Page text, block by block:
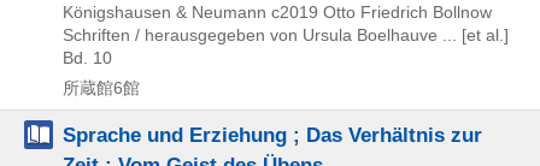
Königshausen & Neumann c2019 Otto Friedrich Bollnow
Schriften / herausgegeben von Ursula Boelhauve ... [et al.]
Bd. 10
所蔵館6館
Sprache und Erziehung ; Das Verhältnis zur